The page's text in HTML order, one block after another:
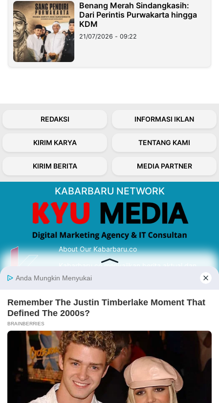
Benang Merah Sindangkasih:
Dari Perintis Purwakarta hingga
KDM
21/07/2026 - 09:22
REDAKSI INFORMASI IKLAN
KIRIM KARYA TENTANG KAMI
KIRIM BERITA MEDIA PARTNER
KABARBARU NETWORK
About Our Kabarbaru.co
Kabarbaru.co menyajikan berita aktual dan
inspiratif dari sudut pandang berbaik sangka
serta terverifikasi dari sumber yang tepat.
Follow Kabarbaru
Kabarbaru.co
Copyright © 2026. All rights reserved